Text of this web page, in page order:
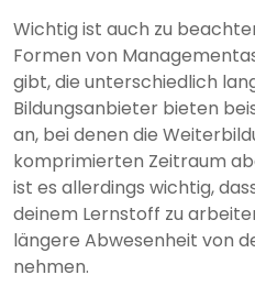
Wichtig ist auch zu
Formen von
gibt, die unterschiedlich
Bildungsanbieter bieten
an, bei denen die
komprimierten Zeitraum
ist es allerdings wichtig,
deinem Lernstoff zu
längere Abwesenheit von
nehmen.